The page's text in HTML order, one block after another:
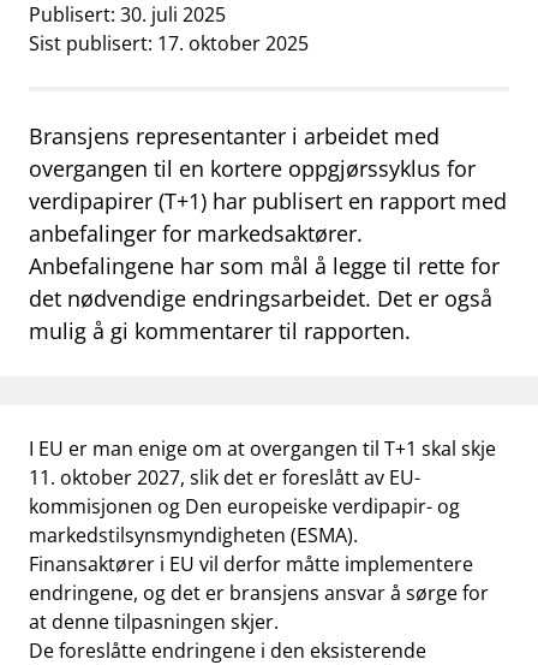
mail_outline Kontakt oss
dashboardInformasjon for investorer
notifications_noneAbonner på nyhetsvarsel
Publisert: 30. juli 2025
Sist publisert: 17. oktober 2025
Bransjens representanter i arbeidet med
overgangen til en kortere oppgjørssyklus for
verdipapirer (T+1) har publisert en rapport med
anbefalinger for markedsaktører.
Anbefalingene har som mål å legge til rette for
det nødvendige endringsarbeidet. Det er også
mulig å gi kommentarer til rapporten.
I EU er man enige om at overgangen til T+1 skal skje
11. oktober 2027, slik det er foreslått av EU-
kommisjonen og Den europeiske verdipapir- og
markedstilsynsmyndigheten (ESMA).
Finansaktører i EU vil derfor måtte implementere
endringene, og det er bransjens ansvar å sørge for
at denne tilpasningen skjer.
De foreslåtte endringene i den eksisterende